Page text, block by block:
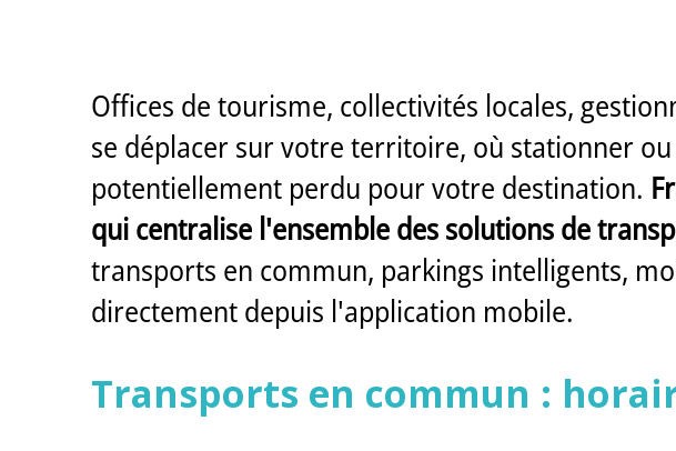
Offices de tourisme, collectivités locales,
se déplacer sur votre territoire, où stationner
potentiellement perdu pour votre destination.
qui centralise l'ensemble des solutions de
transports en commun, parkings intelligents,
directement depuis l'application mobile.
Transports en commun :